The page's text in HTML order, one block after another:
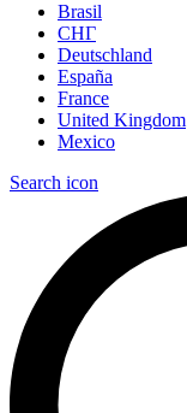
Brasil
СНГ
Deutschland
España
France
United Kingdom
Mexico
Search icon